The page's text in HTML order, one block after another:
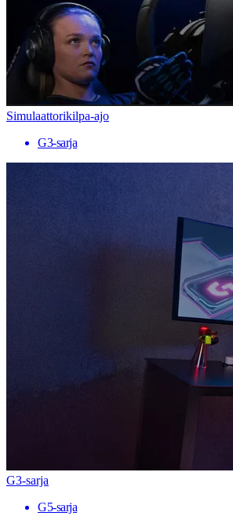
Simulaattorikilpa-ajo
G3-sarja
G3-sarja
G5-sarja